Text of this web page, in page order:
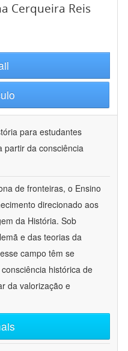
Cerqueira Reis
para estudantes
partir da consciência
de fronteiras, o Ensino
direcionado aos
da História. Sob
e das teorias da
campo têm se
histórica de
da valorização e